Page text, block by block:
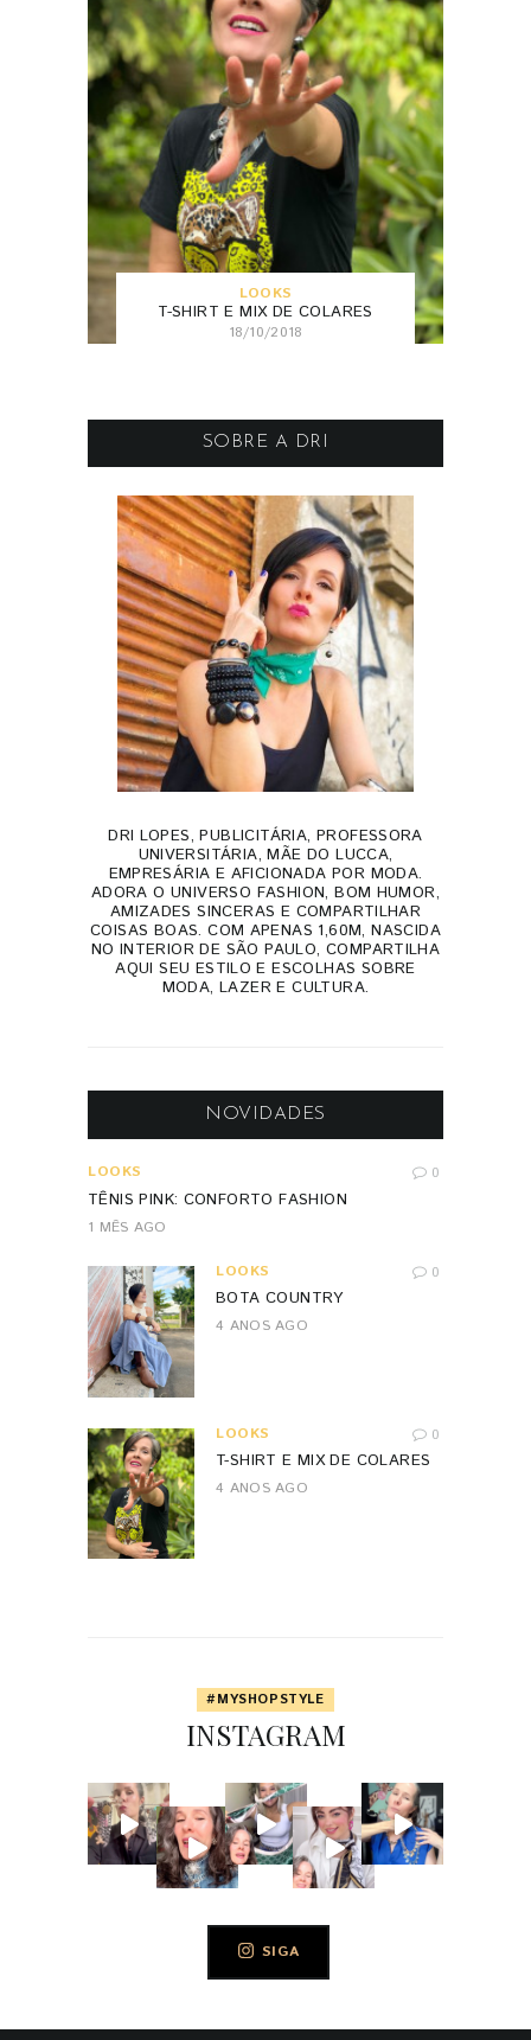
LOOKS
T-SHIRT E MIX DE COLARES
18/10/2018
SOBRE A DRI
DRI LOPES, PUBLICITÁRIA, PROFESSORA
UNIVERSITÁRIA, MÃE DO LUCCA,
EMPRESÁRIA E AFICIONADA POR MODA.
ADORA O UNIVERSO FASHION, BOM HUMOR,
AMIZADES SINCERAS E COMPARTILHAR
COISAS BOAS. COM APENAS 1,60M, NASCIDA
NO INTERIOR DE SÃO PAULO, COMPARTILHA
AQUI SEU ESTILO E ESCOLHAS SOBRE
MODA, LAZER E CULTURA.
NOVIDADES
LOOKS 0
TÊNIS PINK: CONFORTO FASHION
1 MÊS AGO
LOOKS 0
BOTA COUNTRY
4 ANOS AGO
LOOKS 0
T-SHIRT E MIX DE COLARES
4 ANOS AGO
#MYSHOPSTYLE
INSTAGRAM
SIGA